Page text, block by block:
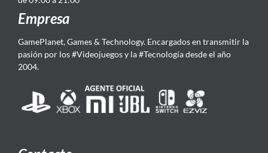
Empresa
GamePlanet, Games & Technology. Encargados en transmitir la
pasión por los #Videojuegos y la #Tecnología desde el año
2004.